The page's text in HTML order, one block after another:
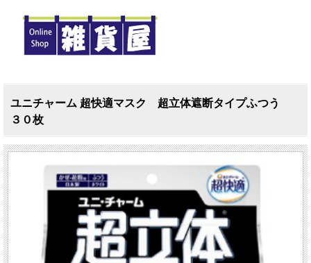
ユニチャーム 超快適マスク 超立体遮断タイプふつう
３０枚